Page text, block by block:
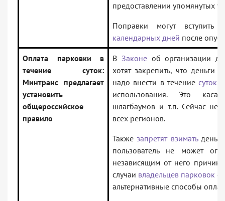
предоставлении упомянутых
Поправки могут
календарных дней после
Оплата парковки в
течение суток:
Минтранс предлагает
установить
общероссийское
правило
В Законеоб организации
хотят закрепить, что деньги
надо внести в течение суток
использования. Это
шлагбаумов и т.п. Сейчас
всех регионов.
Такжезапретят взимать
пользователь не может
независящим от него
случаи владельцев парковок
альтернативные способы